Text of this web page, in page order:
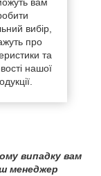
вам
вибір,
про
та
нашої
випадку вам
менеджер